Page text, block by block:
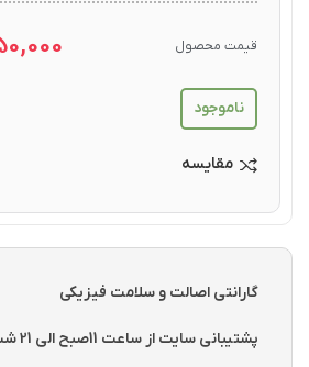
قیمت محصول
ناموجود
مقایسه
گارانتی اصالت و سلامت فیزیکی
پشتیبانی سایت از ساعت 11صبح الی 21 شب